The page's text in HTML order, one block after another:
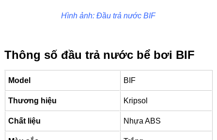
Hình ảnh: Đầu trả nước BIF
Thông số đầu trả nước bể bơi BIF
Model BIF
Thương hiệu Kripsol
Chất liệu Nhựa ABS